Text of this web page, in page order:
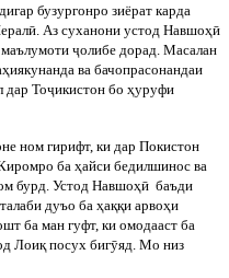
дигар бузургонро зиёрат карда
ӣ Аз суханони устод Навшоҳӣ
маълумоти ҷолибе дорад. Масалан
ва бачопрасонандаи
дар Тоҷикистон бо ҳуруфи
ном гирифт, ки дар Покистон
ба ҳайси бедилшинос ва
бурд. Устод Навшоҳӣ баъди
дуъо ба ҳаққи арвоҳи
ба ман гуфт, ки омодааст ба
Лоиқ посух бигӯяд. Мо низ